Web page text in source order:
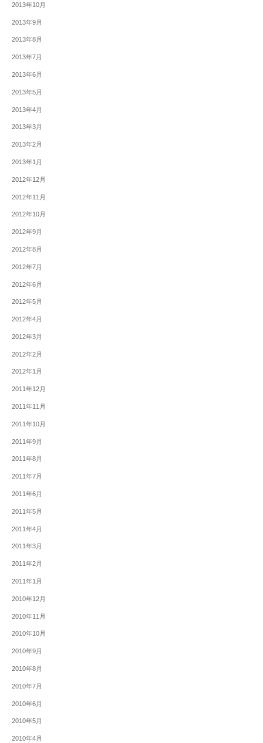
2013年10月
2013年9月
2013年8月
2013年7月
2013年6月
2013年5月
2013年4月
2013年3月
2013年2月
2013年1月
2012年12月
2012年11月
2012年10月
2012年9月
2012年8月
2012年7月
2012年6月
2012年5月
2012年4月
2012年3月
2012年2月
2012年1月
2011年12月
2011年11月
2011年10月
2011年9月
2011年8月
2011年7月
2011年6月
2011年5月
2011年4月
2011年3月
2011年2月
2011年1月
2010年12月
2010年11月
2010年10月
2010年9月
2010年8月
2010年7月
2010年6月
2010年5月
2010年4月